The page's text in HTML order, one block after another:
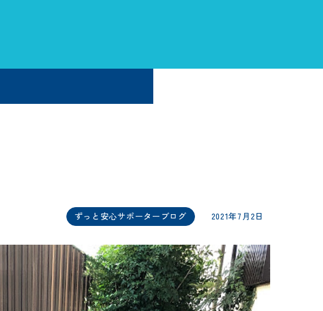
ずっと安心サポーターブログ 2021年7月2日